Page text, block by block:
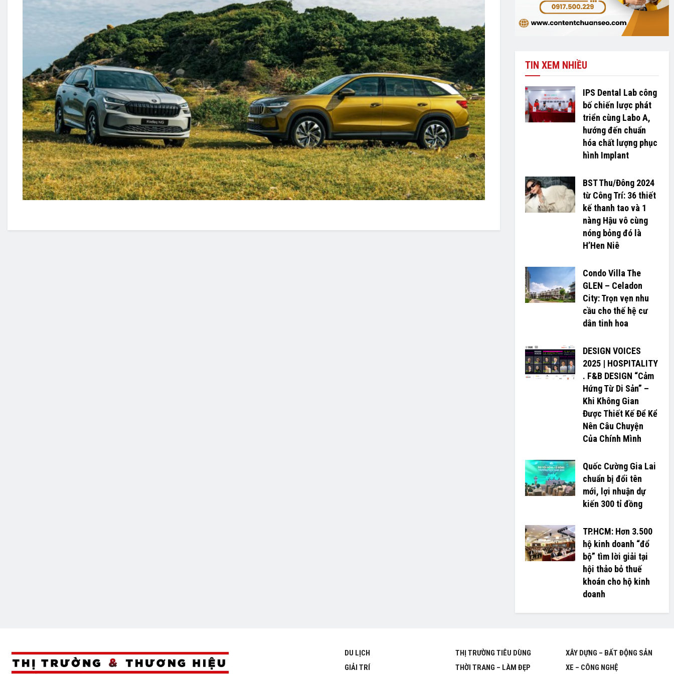
TIN XEM NHIỀU
IPS Dental Lab công
bố chiến lược phát
triển cùng Labo A,
hướng đến chuẩn
hóa chất lượng phục
hình Implant
BST Thu/Đông 2024
từ Công Trí: 36 thiết
kế thanh tao và 1
nàng Hậu vô cùng
nóng bỏng đó là
H’H­­­­en Niê
Condo Villa The
GLEN – Celadon
City: Trọn vẹn nhu
cầu cho thế hệ cư
dân tinh hoa
DESIGN VOICES
2025 | HOSPITALITY
. F&B DESIGN “Cảm
Hứng Từ Di Sản” –
Khi Không Gian
Được Thiết Kế Để Kể
Nên Câu Chuyện
Của Chính Mình
Quốc Cường Gia Lai
chuẩn bị đổi tên
mới, lợi nhuận dự
kiến 300 tỉ đồng
TP.HCM: Hơn 3.500
hộ kinh doanh “đổ
bộ” tìm lời giải tại
hội thảo bỏ thuế
khoán cho hộ kinh
doanh
DU LỊCH
GIẢI TRÍ
THỊ TRƯỜNG TIÊU DÙNG
THỜI TRANG – LÀM ĐẸP
XÂY DỰNG – BẤT ĐỘNG SẢN
XE – CÔNG NGHỆ